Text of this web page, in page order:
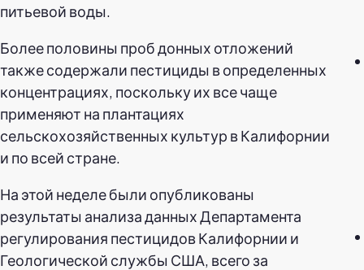
питьевой воды.
Более половины проб донных отложений
также содержали пестициды в определенных
концентрациях, поскольку их все чаще
применяют на плантациях
сельскохозяйственных культур в Калифорнии
и по всей стране.
На этой неделе были опубликованы
результаты анализа данных Департамента
регулирования пестицидов Калифорнии и
Геологической службы США, всего за